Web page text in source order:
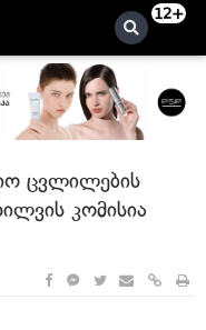
12+
ცვლილების
კომისია